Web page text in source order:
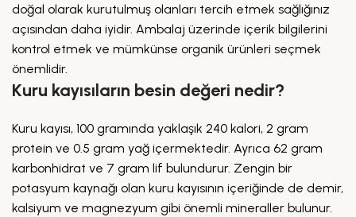
doğal olarak kurutulmuş olanları tercih etmek sağlığınız
açısından daha iyidir. Ambalaj üzerinde içerik bilgilerini
kontrol etmek ve mümkünse organik ürünleri seçmek
önemlidir.
Kuru kayısıların besin değeri nedir?
Kuru kayısı, 100 gramında yaklaşık 240 kalori, 2 gram
protein ve 0.5 gram yağ içermektedir. Ayrıca 62 gram
karbonhidrat ve 7 gram lif bulundurur. Zengin bir
potasyum kaynağı olan kuru kayısının içeriğinde de demir,
kalsiyum ve magnezyum gibi önemli mineraller bulunur.